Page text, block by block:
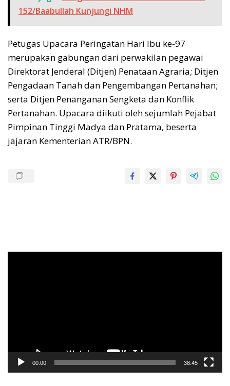
152/Baabullah Kunjungi NHM
Petugas Upacara Peringatan Hari Ibu ke-97
merupakan gabungan dari perwakilan pegawai
Direktorat Jenderal (Ditjen) Penataan Agraria; Ditjen
Pengadaan Tanah dan Pengembangan Pertanahan;
serta Ditjen Penanganan Sengketa dan Konflik
Pertanahan. Upacara diikuti oleh sejumlah Pejabat
Pimpinan Tinggi Madya dan Pratama, beserta
jajaran Kementerian ATR/BPN.
00:00 38:45